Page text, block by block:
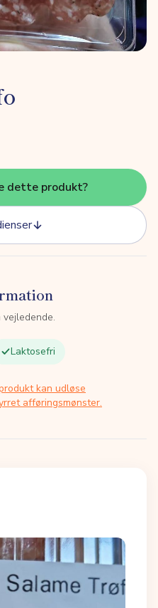
dette produkt?
vejledende.
Laktosefri
kan udløse
afføringsmønster.